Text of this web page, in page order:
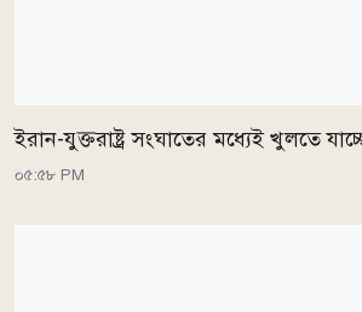
ইরান-যুক্তরাষ্ট্র সংঘাতের মধ্যেই খুলতে
০৫:৫৮ PM